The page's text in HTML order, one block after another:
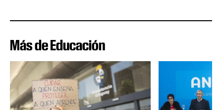
Más de Educación